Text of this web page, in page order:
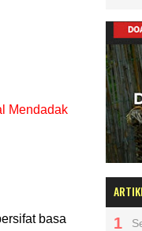
Mendadak
basa